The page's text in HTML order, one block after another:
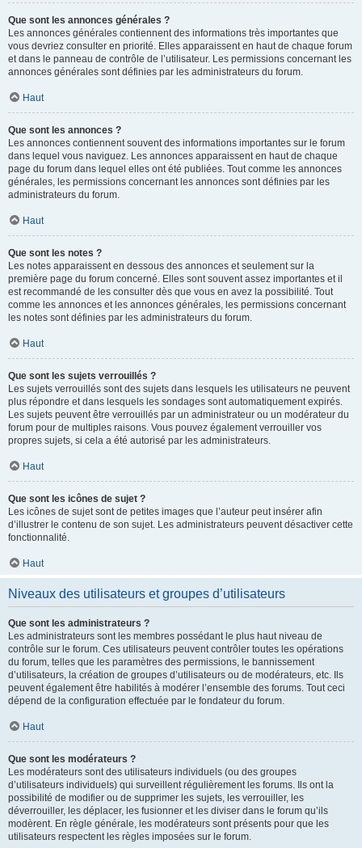
Que sont les annonces générales ?
Les annonces générales contiennent des informations très importantes que
vous devriez consulter en priorité. Elles apparaissent en haut de chaque forum
et dans le panneau de contrôle de l’utilisateur. Les permissions concernant les
annonces générales sont définies par les administrateurs du forum.
Haut
Que sont les annonces ?
Les annonces contiennent souvent des informations importantes sur le forum
dans lequel vous naviguez. Les annonces apparaissent en haut de chaque
page du forum dans lequel elles ont été publiées. Tout comme les annonces
générales, les permissions concernant les annonces sont définies par les
administrateurs du forum.
Haut
Que sont les notes ?
Les notes apparaissent en dessous des annonces et seulement sur la
première page du forum concerné. Elles sont souvent assez importantes et il
est recommandé de les consulter dès que vous en avez la possibilité. Tout
comme les annonces et les annonces générales, les permissions concernant
les notes sont définies par les administrateurs du forum.
Haut
Que sont les sujets verrouillés ?
Les sujets verrouillés sont des sujets dans lesquels les utilisateurs ne peuvent
plus répondre et dans lesquels les sondages sont automatiquement expirés.
Les sujets peuvent être verrouillés par un administrateur ou un modérateur du
forum pour de multiples raisons. Vous pouvez également verrouiller vos
propres sujets, si cela a été autorisé par les administrateurs.
Haut
Que sont les icônes de sujet ?
Les icônes de sujet sont de petites images que l’auteur peut insérer afin
d’illustrer le contenu de son sujet. Les administrateurs peuvent désactiver cette
fonctionnalité.
Haut
Niveaux des utilisateurs et groupes d’utilisateurs
Que sont les administrateurs ?
Les administrateurs sont les membres possédant le plus haut niveau de
contrôle sur le forum. Ces utilisateurs peuvent contrôler toutes les opérations
du forum, telles que les paramètres des permissions, le bannissement
d’utilisateurs, la création de groupes d’utilisateurs ou de modérateurs, etc. Ils
peuvent également être habilités à modérer l’ensemble des forums. Tout ceci
dépend de la configuration effectuée par le fondateur du forum.
Haut
Que sont les modérateurs ?
Les modérateurs sont des utilisateurs individuels (ou des groupes
d’utilisateurs individuels) qui surveillent régulièrement les forums. Ils ont la
possibilité de modifier ou de supprimer les sujets, les verrouiller, les
déverrouiller, les déplacer, les fusionner et les diviser dans le forum qu’ils
modèrent. En règle générale, les modérateurs sont présents pour que les
utilisateurs respectent les règles imposées sur le forum.